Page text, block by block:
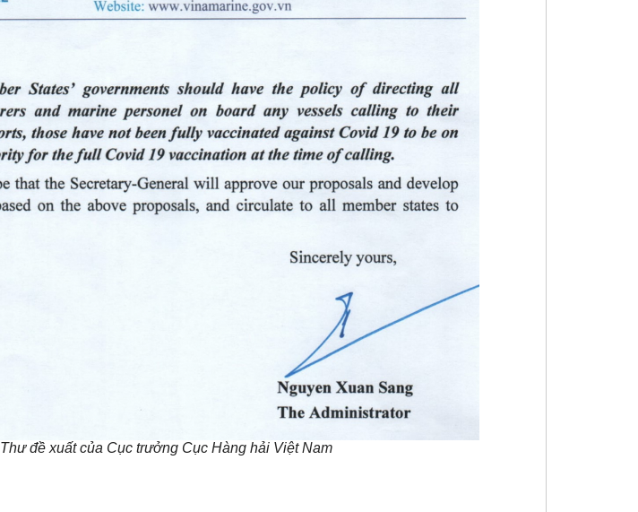
Thư đề xuất của Cục trưởng Cục Hàng hải Việt Nam